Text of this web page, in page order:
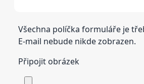
Všechna políčka formuláře je
E-mail nebude nikde zobrazen.
Připojit obrázek